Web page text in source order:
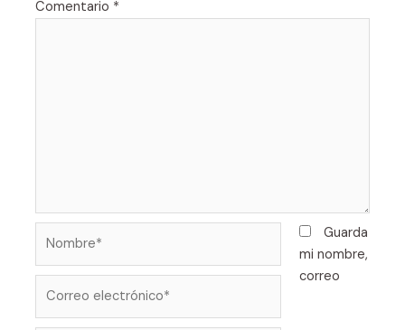
Comentario *
electrónico*
Guarda
mi nombre,
correo